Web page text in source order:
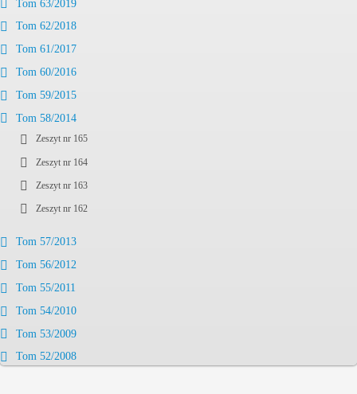
Tom 63/2019
Tom 62/2018
Tom 61/2017
Tom 60/2016
Tom 59/2015
Tom 58/2014
Zeszyt nr 165
Zeszyt nr 164
Zeszyt nr 163
Zeszyt nr 162
Tom 57/2013
Tom 56/2012
Tom 55/2011
Tom 54/2010
Tom 53/2009
Tom 52/2008